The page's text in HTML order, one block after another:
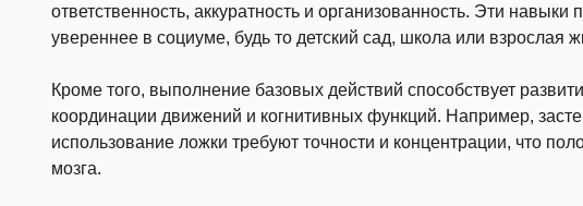
ответственность, аккуратность и организованность. Эти навыки
увереннее в социуме, будь то детский сад, школа или взрослая
Кроме того, выполнение базовых действий способствует
координации движений и когнитивных функций. Например,
использование ложки требуют точности и концентрации, что
мозга.